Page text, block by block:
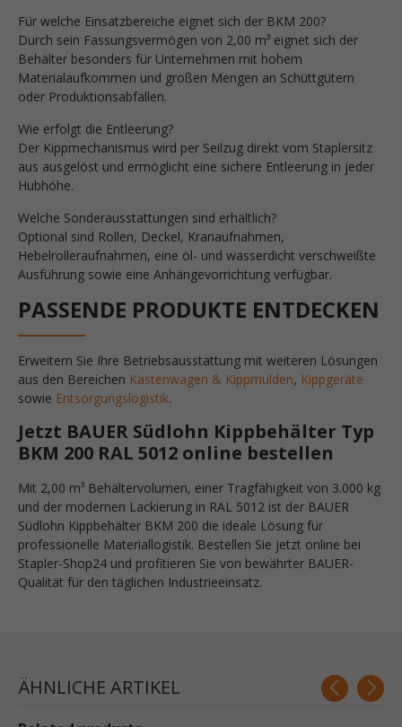
Für welche Einsatzbereiche eignet sich der BKM 200?
Durch sein Fassungsvermögen von 2,00 m³ eignet sich der
Behälter besonders für Unternehmen mit hohem
Materialaufkommen und großen Mengen an Schüttgütern
oder Produktionsabfällen.
Wie erfolgt die Entleerung?
Der Kippmechanismus wird per Seilzug direkt vom Staplersitz
aus ausgelöst und ermöglicht eine sichere Entleerung in jeder
Hubhöhe.
Welche Sonderausstattungen sind erhältlich?
Optional sind Rollen, Deckel, Kranaufnahmen,
Hebelrolleraufnahmen, eine öl- und wasserdicht verschweißte
Ausführung sowie eine Anhängevorrichtung verfügbar.
PASSENDE PRODUKTE ENTDECKEN
Erweitern Sie Ihre Betriebsausstattung mit weiteren Lösungen
aus den Bereichen Kastenwagen & Kippmulden, Kippgeräte
sowie Entsorgungslogistik.
Jetzt BAUER Südlohn Kippbehälter Typ
BKM 200 RAL 5012 online bestellen
Mit 2,00 m³ Behältervolumen, einer Tragfähigkeit von 3.000 kg
und der modernen Lackierung in RAL 5012 ist der BAUER
Südlohn Kippbehälter BKM 200 die ideale Lösung für
professionelle Materiallogistik. Bestellen Sie jetzt online bei
Stapler-Shop24 und profitieren Sie von bewährter BAUER-
Qualität für den täglichen Industrieeinsatz.
ÄHNLICHE ARTIKEL